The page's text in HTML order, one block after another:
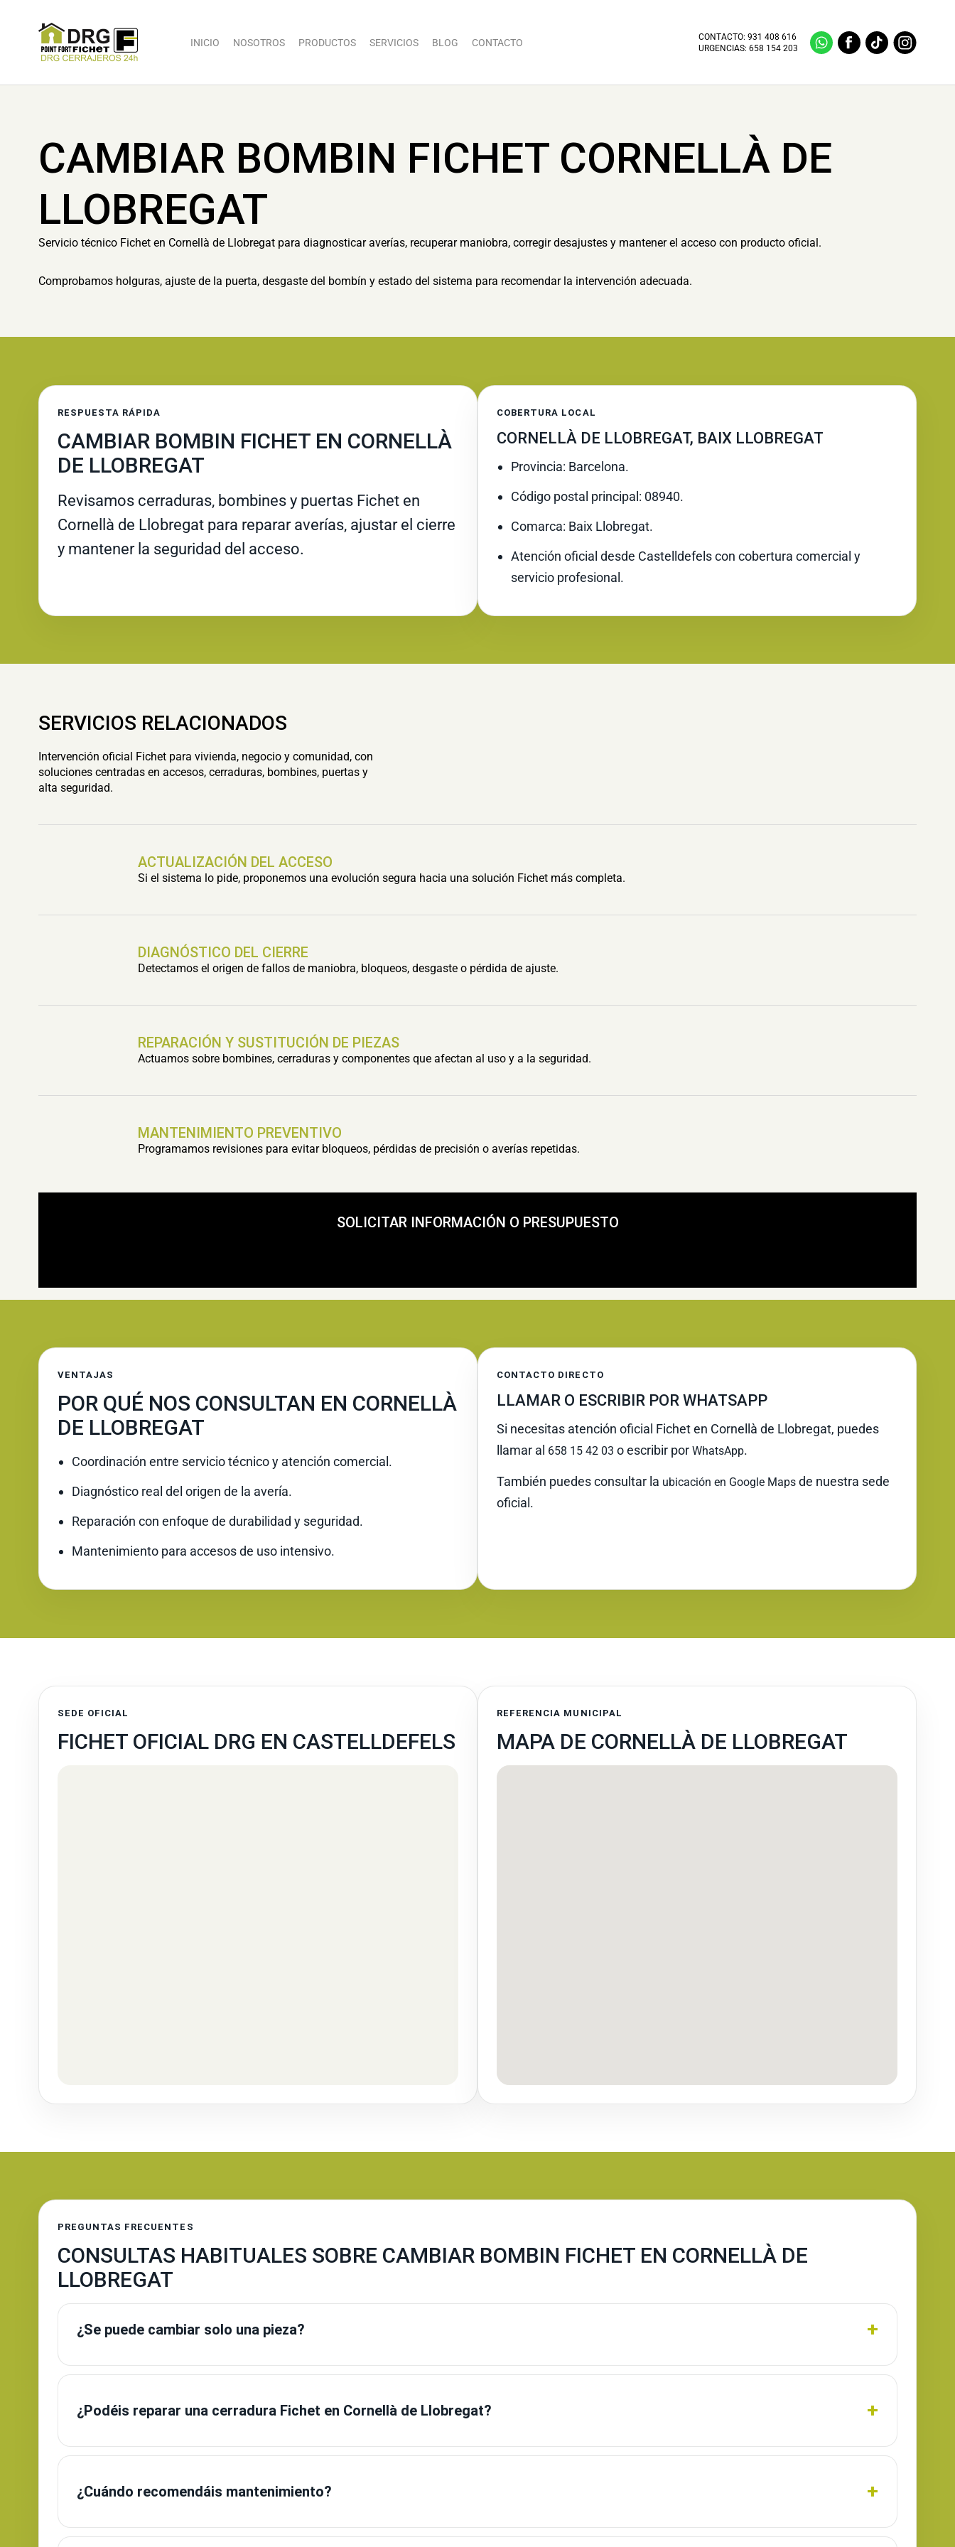
INICIO NOSOTROS PRODUCTOS SERVICIOS BLOG CONTACTO
CONTACTO:931 408 616
URGENCIAS:658 154 203
CAMBIAR BOMBIN FICHET CORNELLÀ DE
LLOBREGAT
Servicio técnico Fichet en Cornellà de Llobregat para diagnosticar averías, recuperar maniobra, corregir desajustes y mantener el acceso con producto oficial.
Comprobamos holguras, ajuste de la puerta, desgaste del bombín y estado del sistema para recomendar la intervención adecuada.
RESPUESTA RÁPIDA
CAMBIAR BOMBIN FICHET EN CORNELLÀ
DE LLOBREGAT
Revisamos cerraduras, bombines y puertas Fichet en
Cornellà de Llobregat para reparar averías, ajustar el cierre
y mantener la seguridad del acceso.
COBERTURA LOCAL
CORNELLÀ DE LLOBREGAT, BAIX LLOBREGAT
Provincia: Barcelona.
Código postal principal: 08940.
Comarca: Baix Llobregat.
Atención oficial desde Castelldefels con cobertura comercial y
servicio profesional.
SERVICIOS RELACIONADOS
Intervención oficial Fichet para vivienda, negocio y comunidad, con
soluciones centradas en accesos, cerraduras, bombines, puertas y
alta seguridad.
ACTUALIZACIÓN DEL ACCESO
Si el sistema lo pide, proponemos una evolución segura hacia una solución Fichet más completa.
DIAGNÓSTICO DEL CIERRE
Detectamos el origen de fallos de maniobra, bloqueos, desgaste o pérdida de ajuste.
REPARACIÓN Y SUSTITUCIÓN DE PIEZAS
Actuamos sobre bombines, cerraduras y componentes que afectan al uso y a la seguridad.
MANTENIMIENTO PREVENTIVO
Programamos revisiones para evitar bloqueos, pérdidas de precisión o averías repetidas.
SOLICITAR INFORMACIÓN O PRESUPUESTO
VENTAJAS
POR QUÉ NOS CONSULTAN EN CORNELLÀ
DE LLOBREGAT
Coordinación entre servicio técnico y atención comercial.
Diagnóstico real del origen de la avería.
Reparación con enfoque de durabilidad y seguridad.
Mantenimiento para accesos de uso intensivo.
CONTACTO DIRECTO
LLAMAR O ESCRIBIR POR WHATSAPP
Si necesitas atención oficial Fichet en Cornellà de Llobregat, puedes
llamar al 658 15 42 03 o escribir por WhatsApp.
También puedes consultar la ubicación en Google Maps de nuestra sede
oficial.
SEDE OFICIAL
FICHET OFICIAL DRG EN CASTELLDEFELS
REFERENCIA MUNICIPAL
MAPA DE CORNELLÀ DE LLOBREGAT
PREGUNTAS FRECUENTES
CONSULTAS HABITUALES SOBRE CAMBIAR BOMBIN FICHET EN CORNELLÀ DE
LLOBREGAT
¿Se puede cambiar solo una pieza?
¿Podéis reparar una cerradura Fichet en Cornellà de Llobregat?
¿Cuándo recomendáis mantenimiento?